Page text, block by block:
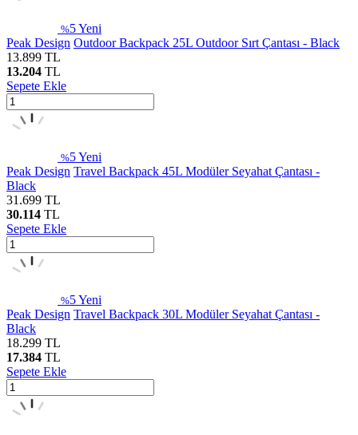
%5Yeni
Peak Design Outdoor Backpack 25L Outdoor Sırt Çantası - Black
13.899 TL
13.204 TL
Sepete Ekle
%5Yeni
Peak Design Travel Backpack 45L Modüler Seyahat Çantası -
Black
31.699 TL
30.114 TL
Sepete Ekle
%5Yeni
Peak Design Travel Backpack 30L Modüler Seyahat Çantası -
Black
18.299 TL
17.384 TL
Sepete Ekle